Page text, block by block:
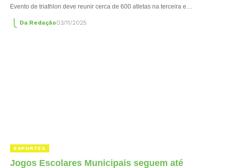
Evento de triathlon deve reunir cerca de 600 atletas na terceira e…
Da Redação03/11/2025
ESPORTES
Jogos Escolares Municipais seguem até